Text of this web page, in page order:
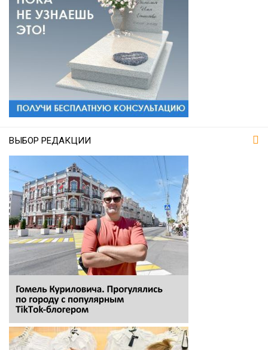
ВЫБОР РЕДАКЦИИ